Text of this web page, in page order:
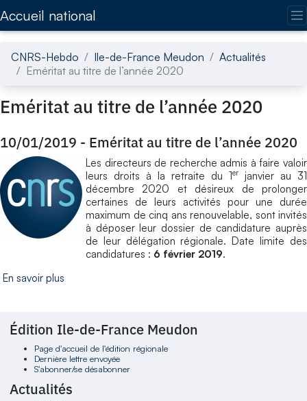
Accueil national
CNRS-Hebdo Ile-de-France Meudon
Actualités
Eméritat au titre de l’année 2020
Eméritat au titre de l’année 2020
10/01/2019 - Eméritat au titre de l’année 2020
Les directeurs de recherche admis à faire valoir
leurs droits à la retraite du 1er janvier au 31
décembre 2020 et désireux de prolonger
certaines de leurs activités pour une durée
maximum de cinq ans renouvelable, sont invités
à déposer leur dossier de candidature auprès
de leur délégation régionale. Date limite des
candidatures : 6 février 2019.
En savoir plus
Édition Ile-de-France Meudon
Page d'accueil de l'édition régionale
Dernière lettre envoyée
S'abonner/se désabonner
Actualités